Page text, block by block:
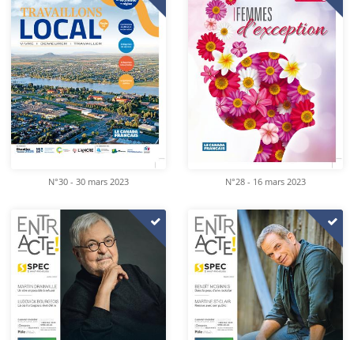
N°30 - 30 mars 2023 N°28 - 16 mars 2023